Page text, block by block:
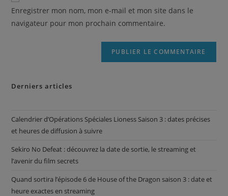
Enregistrer mon nom, mon e-mail et mon site dans le
navigateur pour mon prochain commentaire.
Derniers articles
Calendrier d’Opérations Spéciales Lioness Saison 3 : dates précises
et heures de diffusion à suivre
Sekiro No Defeat : découvrez la date de sortie, le streaming et
l’avenir du film secrets
Quand sortira l’épisode 6 de House of the Dragon saison 3 : date et
heure exactes en streaming